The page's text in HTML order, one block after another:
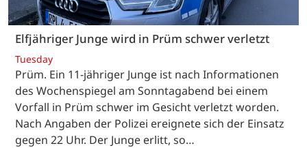
Elfjähriger Junge wird in Prüm schwer verletzt
Tuesday
Prüm. Ein 11-jähriger Junge ist nach Informationen
des Wochenspiegel am Sonntagabend bei einem
Vorfall in Prüm schwer im Gesicht verletzt worden.
Nach Angaben der Polizei ereignete sich der Einsatz
gegen 22 Uhr. Der Junge erlitt, so…